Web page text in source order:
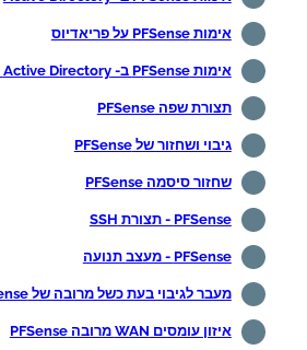
אימות PFSense על פריאדיוס
אימות PFSense ב- Active Directory באמצעות Radius
תצורת שפה PFSense
גיבוי ושחזור של PFSense
שחזור סיסמה PFSense
PFSense - תצורת SSH
PFSense - מעצב תנועה
מעבר לגיבוי בעת כשל מרובה של WAN PFSense
איזון עומסים WAN מרובה PFSense